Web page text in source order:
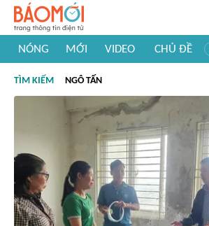
NÓNG MỚI VIDEO CHỦ ĐỀ
#Khám phá thế giới
TÌM KIẾM NGÔ TẤN